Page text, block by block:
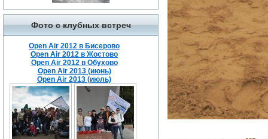
Фото с клубных встреч
Open Air 2012 в Бисерово
Open Air 2012 в Жостово
Open Air 2012 в Обухово
Open Air 2013 (июнь)
Open Air 2013 (июль)